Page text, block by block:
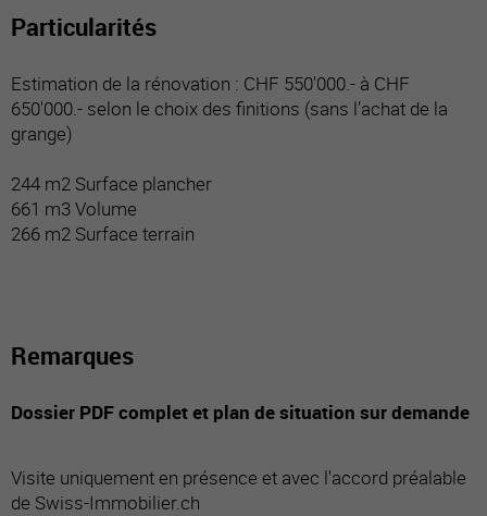
Particularités
Estimation de la rénovation : CHF 550'000.- à CHF
650'000.- selon le choix des finitions (sans l’achat de la
grange)
244 m2 Surface plancher
661 m3 Volume
266 m2 Surface terrain
Remarques
Dossier PDF complet et plan de situation sur demande
Visite uniquement en présence et avec l'accord préalable
de Swiss-Immobilier.ch